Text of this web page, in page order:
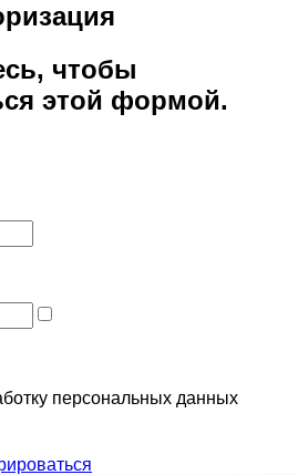
чтобы
этой формой.
персональных данных